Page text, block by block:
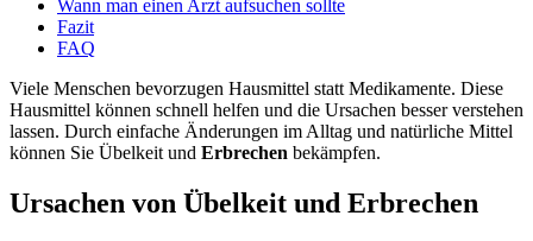
Wann man einen Arzt aufsuchen sollte
Fazit
FAQ
Viele Menschen bevorzugen Hausmittel statt Medikamente. Diese
Hausmittel können schnell helfen und die Ursachen besser verstehen
lassen. Durch einfache Änderungen im Alltag und natürliche Mittel
können Sie Übelkeit und Erbrechen bekämpfen.
Ursachen von Übelkeit und Erbrechen